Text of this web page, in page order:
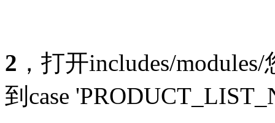
2 ，打开includes/
到 case